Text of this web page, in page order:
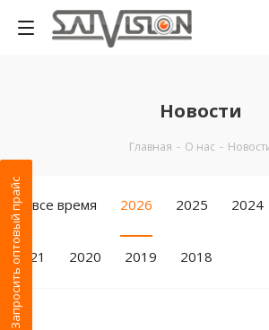
Новости
Главная - О нас -
За все время 2026 2025 2024
2021 2020 2019 2018
Запросить оптовый прайс